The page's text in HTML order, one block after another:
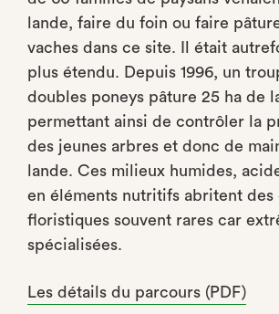
lande, faire du foin ou faire
vaches dans ce site. Il était
plus étendu. Depuis 1996, un
doubles poneys pâture 25 ha de
permettant ainsi de contrôler la
des jeunes arbres et donc de
lande. Ces milieux humides,
en éléments nutritifs abritent des
floristiques souvent rares car
spécialisées.
Les détails du parcours (PDF)